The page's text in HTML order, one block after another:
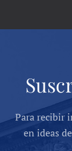
Para recibir
en ideas